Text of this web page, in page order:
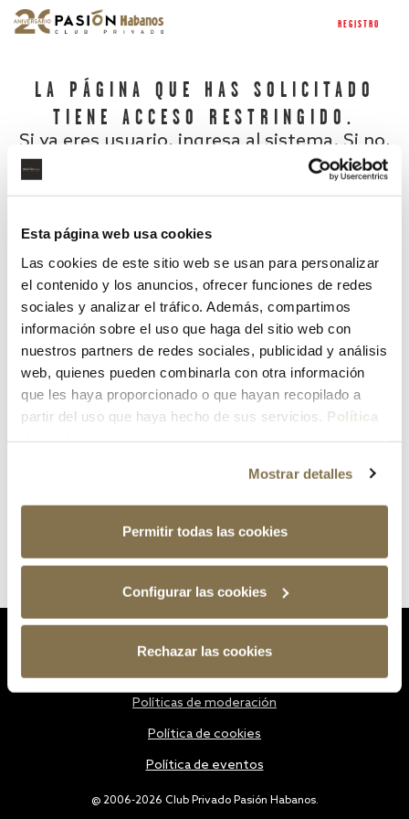
Esta página web usa cookies
Las cookies de este sitio web se usan para personalizar
el contenido y los anuncios, ofrecer funciones de redes
sociales y analizar el tráfico. Además, compartimos
información sobre el uso que haga del sitio web con
nuestros partners de redes sociales, publicidad y análisis
web, quienes pueden combinarla con otra información
que les haya proporcionado o que hayan recopilado a
partir del uso que haya hecho de sus servicios. Política
Mostrar detalles
Permitir todas las cookies
Configurar las cookies
Rechazar las cookies
REGISTRO
LA PÁGINA QUE HAS SOLICITADO
TIENE ACCESO RESTRINGIDO.
Si ya eres usuario, ingresa al sistema. Si no,
¿Has olvidado tu contraseña?
@ 2006-2026 Club Privado Pasión Habanos.
Políticas de moderación
Política de cookies
Política de eventos